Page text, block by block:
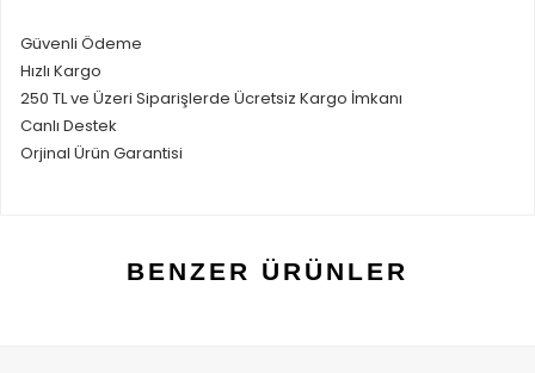
Güvenli Ödeme
Hızlı Kargo
250 TL ve Üzeri Siparişlerde Ücretsiz Kargo İmkanı
Canlı Destek
Orjinal Ürün Garantisi
BENZER ÜRÜNLER